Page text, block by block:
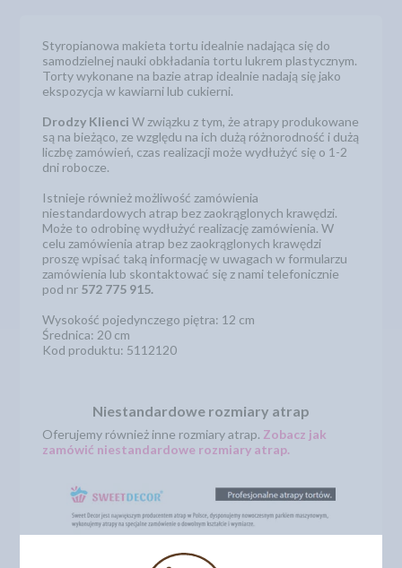
Styropianowa makieta tortu idealnie nadająca się do
samodzielnej nauki obkładania tortu lukrem plastycznym.
Torty wykonane na bazie atrap idealnie nadają się jako
ekspozycja w kawiarni lub cukierni.
Drodzy Klienci W związku z tym, że atrapy produkowane
są na bieżąco, ze względu na ich dużą różnorodność i dużą
liczbę zamówień, czas realizacji może wydłużyć się o 1-2
dni robocze.
Istnieje również możliwość zamówienia
niestandardowych atrap bez zaokrąglonych krawędzi.
Może to odrobinę wydłużyć realizację zamówienia. W
celu zamówienia atrap bez zaokrąglonych krawędzi
proszę wpisać taką informację w uwagach w formularzu
zamówienia lub skontaktować się z nami telefonicznie
pod nr 572 775 915.
Wysokość pojedynczego piętra: 12 cm
Średnica: 20 cm
Kod produktu: 5112120
Niestandardowe rozmiary atrap
Oferujemy również inne rozmiary atrap. Zobacz jak
zamówić niestandardowe rozmiary atrap.